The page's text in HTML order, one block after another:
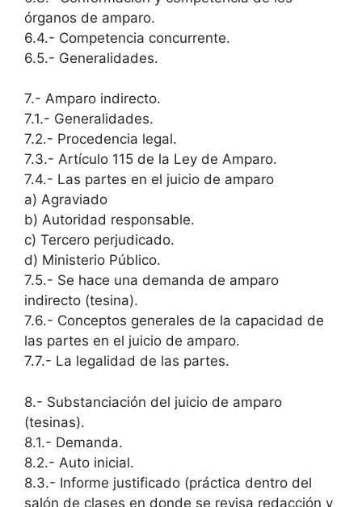
órganos de amparo.
6.4.- Competencia concurrente.
6.5.- Generalidades.
7.- Amparo indirecto.
7.1.- Generalidades.
7.2.- Procedencia legal.
7.3.- Artículo 115 de la Ley de Amparo.
7.4.- Las partes en el juicio de amparo
a) Agraviado
b) Autoridad responsable.
c) Tercero perjudicado.
d) Ministerio Público.
7.5.- Se hace una demanda de amparo
indirecto (tesina).
7.6.- Conceptos generales de la capacidad de
las partes en el juicio de amparo.
7.7.- La legalidad de las partes.
8.- Substanciación del juicio de amparo
(tesinas).
8.1.- Demanda.
8.2.- Auto inicial.
8.3.- Informe justificado (práctica dentro del
salón de clases en donde se revisa redacción y